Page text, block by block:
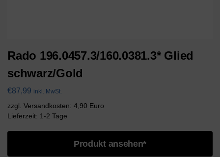
Rado 196.0457.3/160.0381.3* Glied
schwarz/Gold
€87,99 inkl. MwSt.
zzgl. Versandkosten: 4,90 Euro
Lieferzeit: 1-2 Tage
Produkt ansehen*